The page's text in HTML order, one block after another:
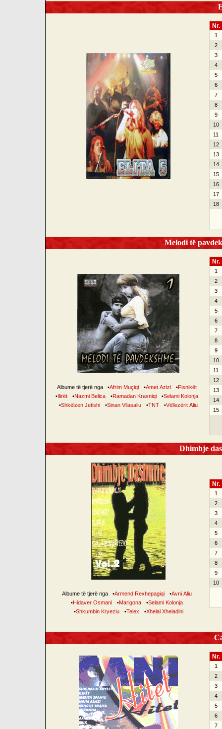
Nr.
1
2
3
4
5
6
7
8
9
10
11
12
13
14
15
16
17
18
Melodi të
Albume të tjerë nga •Afrim Muçiqi •Amet Azizi •Fisnikët
•Ilirët •Nazmi Belica •Ramadan Krasniqi •Selami Kolonja
•Shkëlzen Jetishi •Sinan Vllasaliu •TNT •Vëllezërit Aliu
Nr.
1
2
3
4
5
6
7
8
9
10
11
12
13
14
15
Dhimbje
Albume të tjerë nga •Armend Rexhepagiqi •Avni Aliu
•Hidaver Osmani •Marigona •Selami Kolonja
•Shkumbin Kryeziu •Telex •Xhelal Xheladini
Nr.
1
2
3
4
5
6
7
8
9
10
Nr.
1
2
3
4
5
6
7